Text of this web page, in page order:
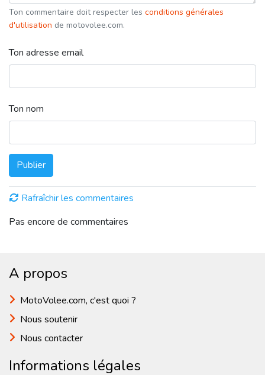
Ton commentaire doit respecter les conditions générales
d'utilisation de motovolee.com.
Ton adresse email
Ton nom
Publier
Rafraîchir les commentaires
Pas encore de commentaires
A propos
MotoVolee.com, c'est quoi ?
Nous soutenir
Nous contacter
Informations légales